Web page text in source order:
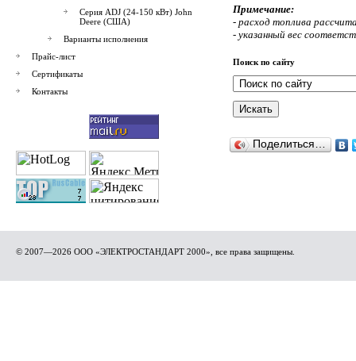
Серия ADJ (24-150 кВт) John
Deere (США)
Варианты исполнения
Прайс-лист
Сертификаты
Контакты
Примечание:
- расход топлива
- указанный вес
Поиск по сайту
Поделиться…
© 2007—2026 ООО «ЭЛЕКТРОСТАНДАРТ 2000», все права защищены.